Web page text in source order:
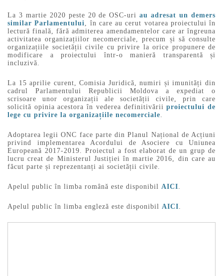
La 3 martie 2020 peste 20 de OSC-uriau adresat un demers
similar Parlamentului, în care au cerut votarea proiectului în
lectură finală, fără admiterea amendamentelor care ar îngreuna
activitatea organizațiilor necomerciale, precum și să consulte
organizațiile societății civile cu privire la orice propunere de
modificare a proiectului într-o manieră transparentă și
incluzivă.
La 15 aprilie curent, Comisia Juridică, numiri și imunități din
cadrul Parlamentului Republicii Moldova a expediat o
scrisoare unor organizații ale societății civile, prin care
solicită opinia acestora în vederea definitivăriiproiectului de
lege cu privire la organizațiile necomerciale.
Adoptarea legii ONC face parte din Planul Național de Acțiuni
privind implementarea Acordului de Asociere cu Uniunea
Europeană 2017-2019. Proiectul a fost elaborat de un grup de
lucru creat de Ministerul Justiției în martie 2016, din care au
făcut parte și reprezentanți ai societății civile.
Apelul public în limba română este disponibil AICI
Apelul public în limba engleză este disponibil AICI